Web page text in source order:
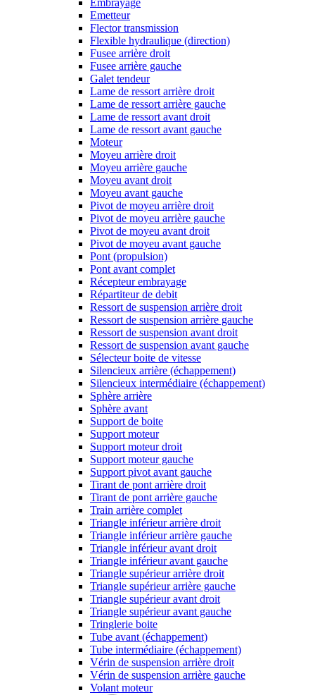
Embrayage
Emetteur
Flector transmission
Flexible hydraulique (direction)
Fusee arrière droit
Fusee arrière gauche
Galet tendeur
Lame de ressort arrière droit
Lame de ressort arrière gauche
Lame de ressort avant droit
Lame de ressort avant gauche
Moteur
Moyeu arrière droit
Moyeu arrière gauche
Moyeu avant droit
Moyeu avant gauche
Pivot de moyeu arrière droit
Pivot de moyeu arrière gauche
Pivot de moyeu avant droit
Pivot de moyeu avant gauche
Pont (propulsion)
Pont avant complet
Récepteur embrayage
Répartiteur de debit
Ressort de suspension arrière droit
Ressort de suspension arrière gauche
Ressort de suspension avant droit
Ressort de suspension avant gauche
Sélecteur boite de vitesse
Silencieux arrière (échappement)
Silencieux intermédiaire (échappement)
Sphère arrière
Sphère avant
Support de boite
Support moteur
Support moteur droit
Support moteur gauche
Support pivot avant gauche
Tirant de pont arrière droit
Tirant de pont arrière gauche
Train arrière complet
Triangle inférieur arrière droit
Triangle inférieur arrière gauche
Triangle inférieur avant droit
Triangle inférieur avant gauche
Triangle supérieur arrière droit
Triangle supérieur arrière gauche
Triangle supérieur avant droit
Triangle supérieur avant gauche
Tringlerie boite
Tube avant (échappement)
Tube intermédiaire (échappement)
Vérin de suspension arrière droit
Vérin de suspension arrière gauche
Volant moteur